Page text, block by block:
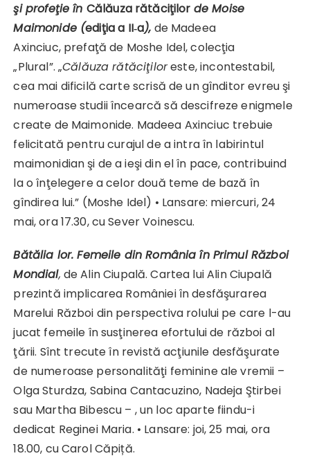
şi profeţie în Călăuza rătăciţilor de Moise
Maimonide (ediţia a II‑a), de Madeea
Axinciuc, prefaţă de Moshe Idel, colecţia
„Plural”. „Călăuza rătăciţiloreste, incontestabil,
cea mai dificilă carte scrisă de un gînditor evreu şi
numeroase studii încearcă să descifreze enigmele
create de Maimonide. Madeea Axinciuc trebuie
felicitată pentru curajul de a intra în labirintul
maimonidian şi de a ieşi din el în pace, contribuind
la o înţelegere a celor două teme de bază în
gîndirea lui.” (Moshe Idel) • Lansare: miercuri, 24
mai, ora 17.30, cu Sever Voinescu.
Bătălia lor. Femeile din România în Primul Război
Mondial, de Alin Ciupală. Cartea lui Alin Ciupală
prezintă implicarea României în desfăşurarea
Marelui Război din perspectiva rolului pe care l-au
jucat femeile în susţinerea efortului de război al
ţării. Sînt trecute în revistă acţiunile desfăşurate
de numeroase personalităţi feminine ale vremii –
Olga Sturdza, Sabina Cantacuzino, Nadeja Ştirbei
sau Martha Bibescu – , un loc aparte fiindu-i
dedicat Reginei Maria. • Lansare: joi, 25 mai, ora
18.00, cu Carol Căpiță.